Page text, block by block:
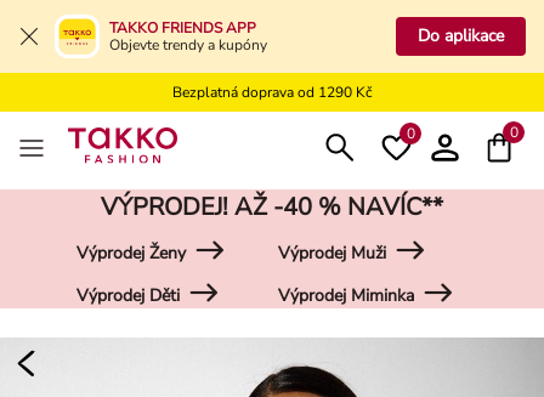
TAKKO FRIENDS APP
Objevte trendy a kupóny
Do aplikace
Bezplatné vrácení na kamennou prodejnu
Doprava zdarma do vaší pobočky od 499 Kč
Bezplatná doprava od 1290 Kč
Bezplatné vrácení na kamennou prodejnu0 0
VÝPRODEJ! AŽ -40 % NAVÍC**
Výprodej Ženy
Výprodej Muži
Výprodej Děti
Výprodej Miminka